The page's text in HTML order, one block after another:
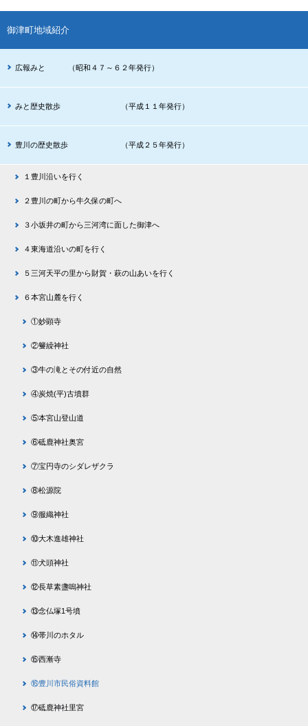
御津町地域紹介
広報みと （昭和４７～６２年発行）
みと歴史散歩 （平成１１年発行）
豊川の歴史散歩 （平成２５年発行）
１豊川沿いを行く
２豊川の町から牛久保の町へ
３小坂井の町から三河湾に面した御津へ
４東海道沿いの町を行く
５三河天平の里から財賀・萩の山あいを行く
６本宮山麓を行く
①妙顕寺
②籰繰神社
③牛の滝とその付近の自然
④炭焼(平)古墳群
⑤本宮山登山道
⑥砥鹿神社奥宮
⑦宝円寺のシダレザクラ
⑧松源院
⑨服織神社
⑩大木進雄神社
⑪犬頭神社
⑫長草素盞嗚神社
⑬念仏塚1号墳
⑭帯川のホタル
⑮西漸寺
⑯豊川市民俗資料館
⑰砥鹿神社里宮